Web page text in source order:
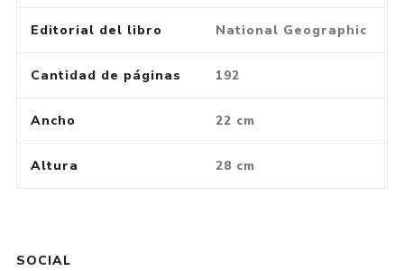
Editorial del libro National Geographic
Cantidad de páginas 192
Ancho 22 cm
Altura 28 cm
SOCIAL